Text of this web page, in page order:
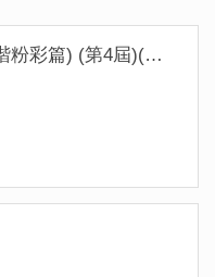
情緒輔導與帶組技巧課程(和諧粉彩篇) (第4屆)(日間課程)